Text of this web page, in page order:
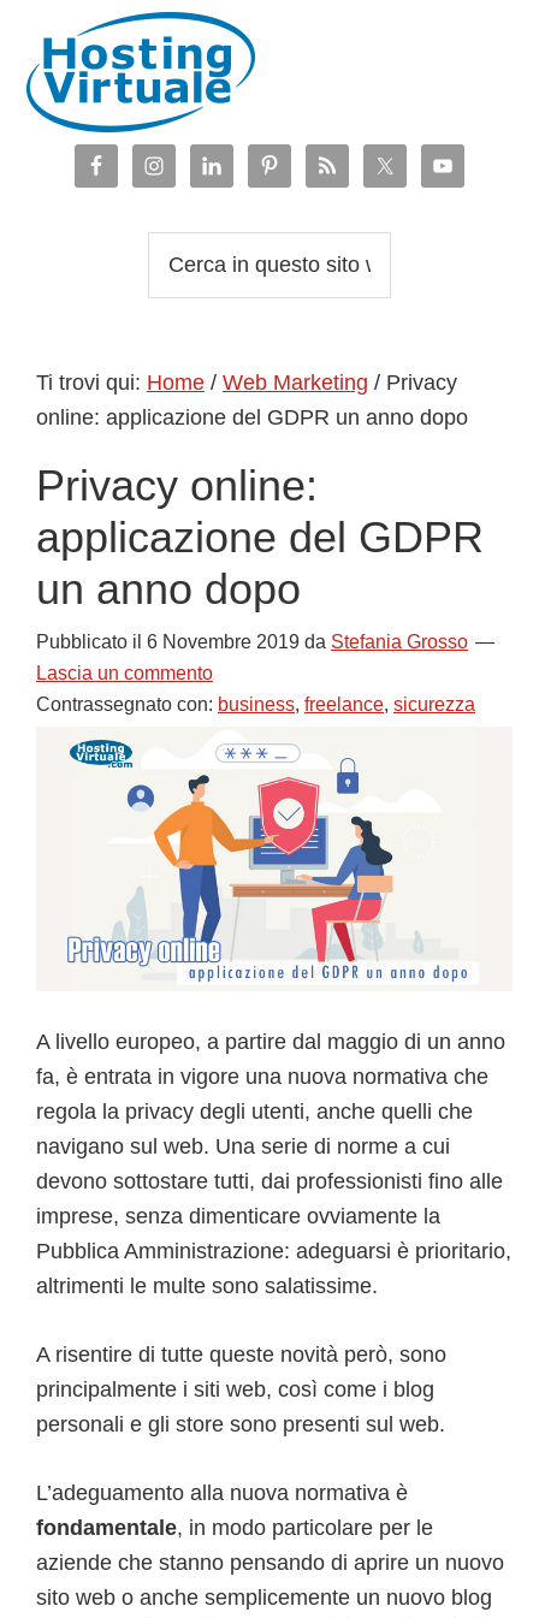
navigazione
primaria
contenuto
principale
barra
laterale
piè
web
Ti trovi qui: Home / Web Marketing / Privacy
online: applicazione del GDPR un anno dopo
Privacy online:
applicazione del GDPR
un anno dopo
Pubblicato il 6 Novembre 2019 da Stefania Grosso
Lascia un commento
Contrassegnato con: business, freelance, sicurezza
A livello europeo, a partire dal maggio di un anno
fa, è entrata in vigore una nuova normativa che
regola la privacy degli utenti, anche quelli che
navigano sul web. Una serie di norme a cui
devono sottostare tutti, dai professionisti fino alle
imprese, senza dimenticare ovviamente la
Pubblica Amministrazione: adeguarsi è prioritario,
altrimenti le multe sono salatissime.
A risentire di tutte queste novità però, sono
principalmente i siti web, così come i blog
personali e gli store sono presenti sul web.
L’adeguamento alla nuova normativa è
fondamentale, in modo particolare per le
aziende che stanno pensando di aprire un nuovo
sito web o anche semplicemente un nuovo blog